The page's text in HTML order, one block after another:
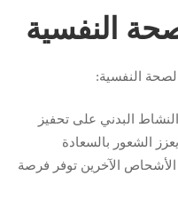
النفسية
النفسية:
البدني على تحفيز
الشعور بالسعادة
الأشحاص الآخرين توفر فرصة